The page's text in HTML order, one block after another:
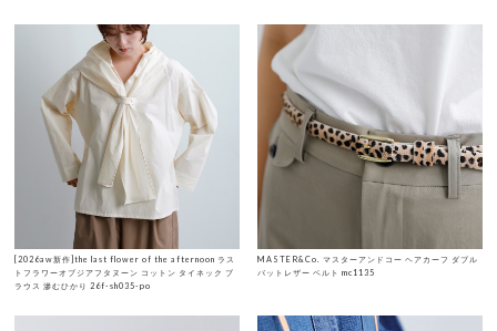
[2026aw新作]the last flower of the afternoon ラス
トフラワーオブジアフタヌーン コットン タイネック ブ
ラウス 滲むひかり 26f-sh035-po
MASTER&Co. マスターアンドコー ヘアカーフ ダブル
バットレザー ベルト mc1135